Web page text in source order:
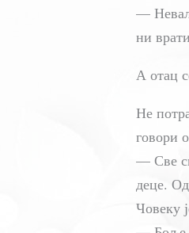
—
ни
А отац
Не
говори
— Све
деце.
Човеку